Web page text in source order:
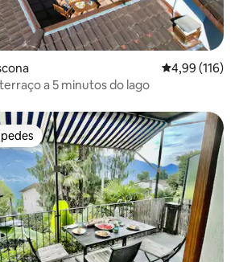
4,99 de uma
4,99 (116)
a 5 minutos do lago